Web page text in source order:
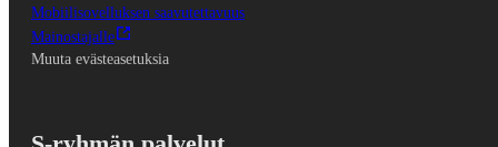
Mobiilisovelluksen saavutettavuus
Mainostajalle
Muuta evästeasetuksia